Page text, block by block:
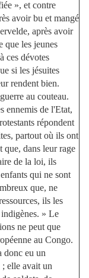
», et contre
avoir bu et mangé
après avoir
que les jeunes
ces dévotes
si les jésuites
rendent bien.
au couteau.
ennemis de l'Etat,
répondent
partout où ils ont
que, dans leur rage
de la loi, ils
qui ne sont
que, ne
ils les
» Le
ne peut que
au Congo.
donc eu un
elle avait un